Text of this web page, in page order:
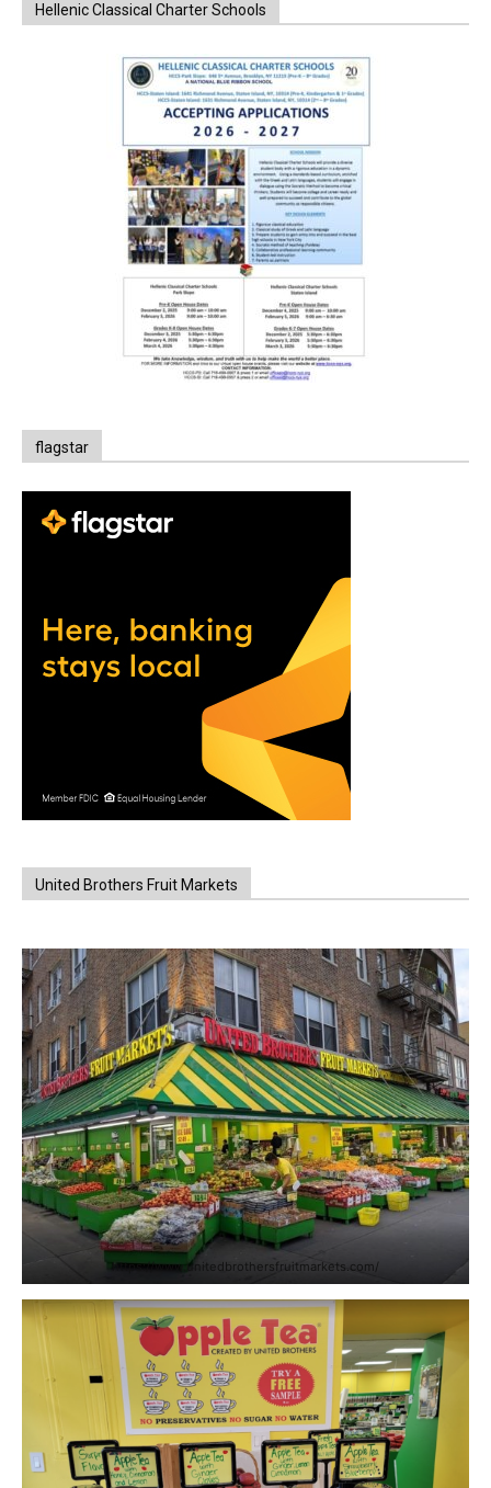
Hellenic Classical Charter Schools
flagstar
United Brothers Fruit Markets
https://www.unitedbrothersfruitmarkets.com/